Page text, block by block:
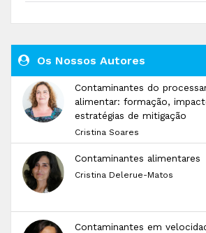
Os Nossos Autores
Contaminantes do
alimentar: formação,
estratégias de mitigação
Cristina Soares
Contaminantes alimentares
Cristina Delerue-Matos
Contaminantes em